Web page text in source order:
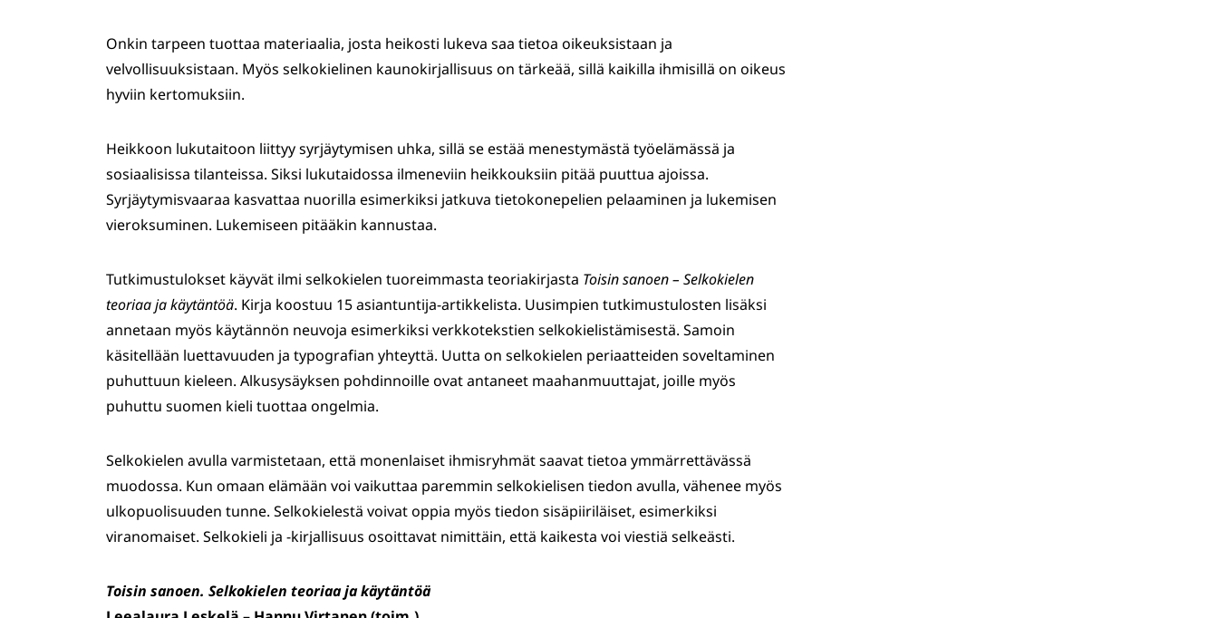
Onkin tarpeen tuottaa materiaalia, josta heikosti lukeva saa tietoa oikeuksistaan ja
velvollisuuksistaan. Myös selkokielinen kaunokirjallisuus on tärkeää, sillä kaikilla ihmisillä on oikeus
hyviin kertomuksiin.
Heikkoon lukutaitoon liittyy syrjäytymisen uhka, sillä se estää menestymästä työelämässä ja
sosiaalisissa tilanteissa. Siksi lukutaidossa ilmeneviin heikkouksiin pitää puuttua ajoissa.
Syrjäytymisvaaraa kasvattaa nuorilla esimerkiksi jatkuva tietokonepelien pelaaminen ja lukemisen
vieroksuminen. Lukemiseen pitääkin kannustaa.
Tutkimustulokset käyvät ilmi selkokielen tuoreimmasta teoriakirjasta Toisin sanoen – Selkokielen
teoriaa ja käytäntöä. Kirja koostuu 15 asiantuntija-artikkelista. Uusimpien tutkimustulosten lisäksi
annetaan myös käytännön neuvoja esimerkiksi verkkotekstien selkokielistämisestä. Samoin
käsitellään luettavuuden ja typografian yhteyttä. Uutta on selkokielen periaatteiden soveltaminen
puhuttuun kieleen. Alkusysäyksen pohdinnoille ovat antaneet maahanmuuttajat, joille myös
puhuttu suomen kieli tuottaa ongelmia.
Selkokielen avulla varmistetaan, että monenlaiset ihmisryhmät saavat tietoa ymmärrettävässä
muodossa. Kun omaan elämään voi vaikuttaa paremmin selkokielisen tiedon avulla, vähenee myös
ulkopuolisuuden tunne. Selkokielestä voivat oppia myös tiedon sisäpiiriläiset, esimerkiksi
viranomaiset. Selkokieli ja -kirjallisuus osoittavat nimittäin, että kaikesta voi viestiä selkeästi.
Toisin sanoen. Selkokielen teoriaa ja käytäntöä